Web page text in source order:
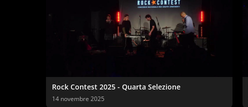
Rock Contest 2025 - Quarta Selezione
14 novembre 2025